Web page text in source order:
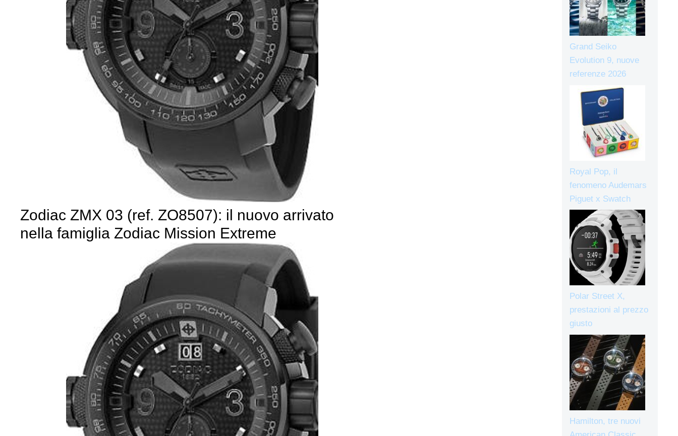
Zodiac ZMX 03 (ref. ZO8507): il nuovo arrivato
nella famiglia Zodiac Mission Extreme
Grand Seiko
Evolution 9, nuove
referenze 2026
Royal Pop, il
fenomeno Audemars
Piguet x Swatch
Polar Street X,
prestazioni al prezzo
giusto
Hamilton, tre nuovi